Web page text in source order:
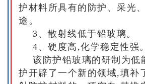
护材料所具有的防护、采光
途。
3、散射线低于铅玻璃。
4、硬度高,化学稳定性强。
该防护铅玻璃的研制为低
护开辟了一个新的领域,填补